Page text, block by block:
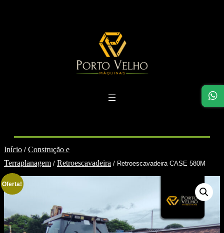
Início / Construção e
Terraplanagem / Retroescavadeira / Retroescavadeira CASE 580M
Oferta!